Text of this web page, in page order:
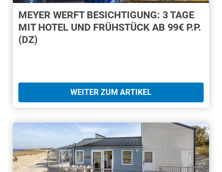
MEYER WERFT BESICHTIGUNG: 3 TAGE
MIT HOTEL UND FRÜHSTÜCK AB 99€ P.P.
(DZ)
WEITER ZUM ARTIKEL